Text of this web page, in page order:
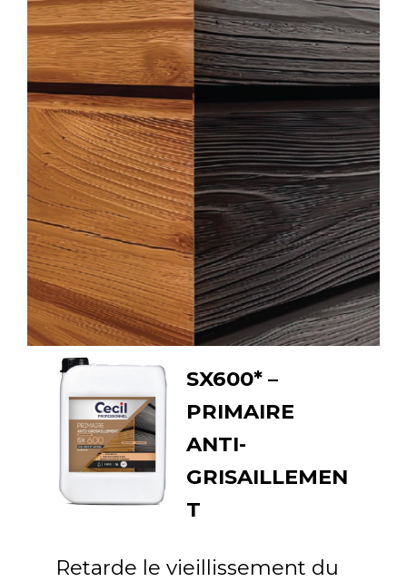
SX600* –
PRIMAIRE
ANTI-
GRISAILLEMEN
T
Retarde le vieillissement du